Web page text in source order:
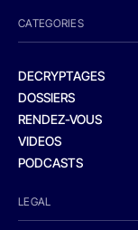
CATEGORIES
DECRYPTAGES
DOSSIERS
RENDEZ-VOUS
VIDEOS
PODCASTS
LEGAL